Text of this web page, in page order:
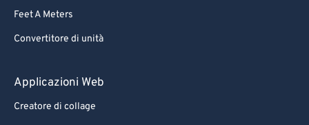
Feet A Meters
Convertitore di unità
Applicazioni Web
Creatore di collage